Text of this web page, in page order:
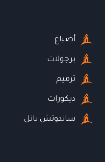
أصباغ
برجولات
ترميم
ديكورات
ساندوتش بانل